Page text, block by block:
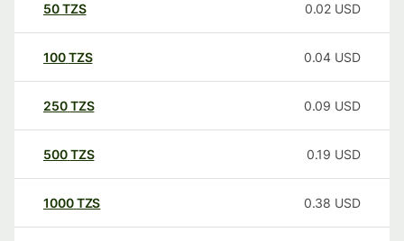
50TZS 0.02 USD
100TZS 0.04 USD
250TZS 0.09 USD
500TZS 0.19 USD
1000TZS 0.38 USD